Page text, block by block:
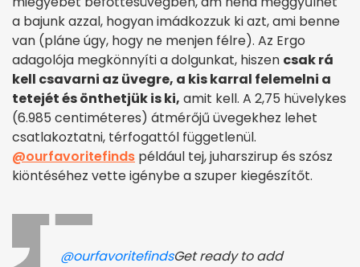
a bajunk azzal, hogyan imádkozzuk ki azt, ami benne
van (pláne úgy, hogy ne menjen félre). Az Ergo
adagolója megkönnyíti a dolgunkat, hiszen csak rá
kell csavarni az üvegre, a kis karral felemelni a
tetejét és önthetjük is ki, amit kell. A 2,75 hüvelykes
(6.985 centiméteres) átmérőjű üvegekhez lehet
csatlakoztatni, térfogattól függetlenül.
@ourfavoritefinds például tej, juharszirup és szósz
kiöntéséhez vette igénybe a szuper kiegészítőt.
@ourfavoritefindsGet ready to add